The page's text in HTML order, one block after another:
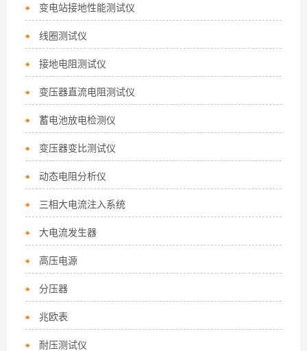
变电站接地性能测试仪
线圈测试仪
接地电阻测试仪
变压器直流电阻测试仪
蓄电池放电检测仪
变压器变比测试仪
动态电阻分析仪
三相大电流注入系统
大电流发生器
高压电源
分压器
兆欧表
耐压测试仪